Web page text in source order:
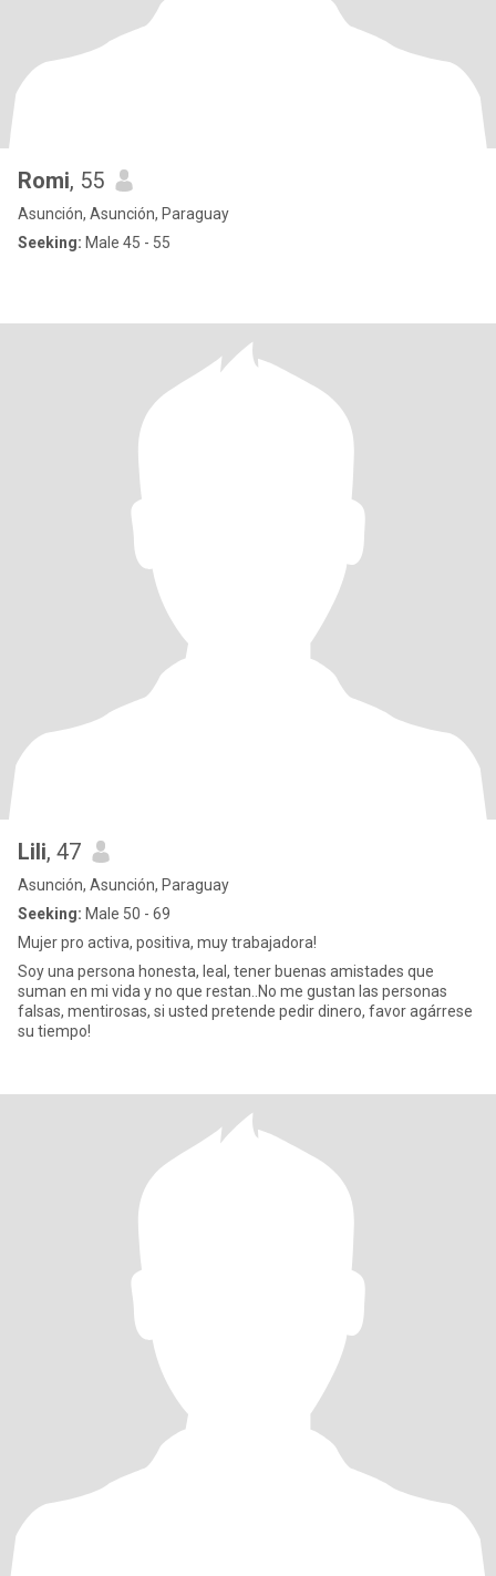
Romi, 55
Asunción, Asunción, Paraguay
Seeking: Male 45 - 55
Lili, 47
Asunción, Asunción, Paraguay
Seeking: Male 50 - 69
Mujer pro activa, positiva, muy trabajadora!
Soy una persona honesta, leal, tener buenas amistades que
suman en mi vida y no que restan..No me gustan las personas
falsas, mentirosas, si usted pretende pedir dinero, favor agárrese
su tiempo!